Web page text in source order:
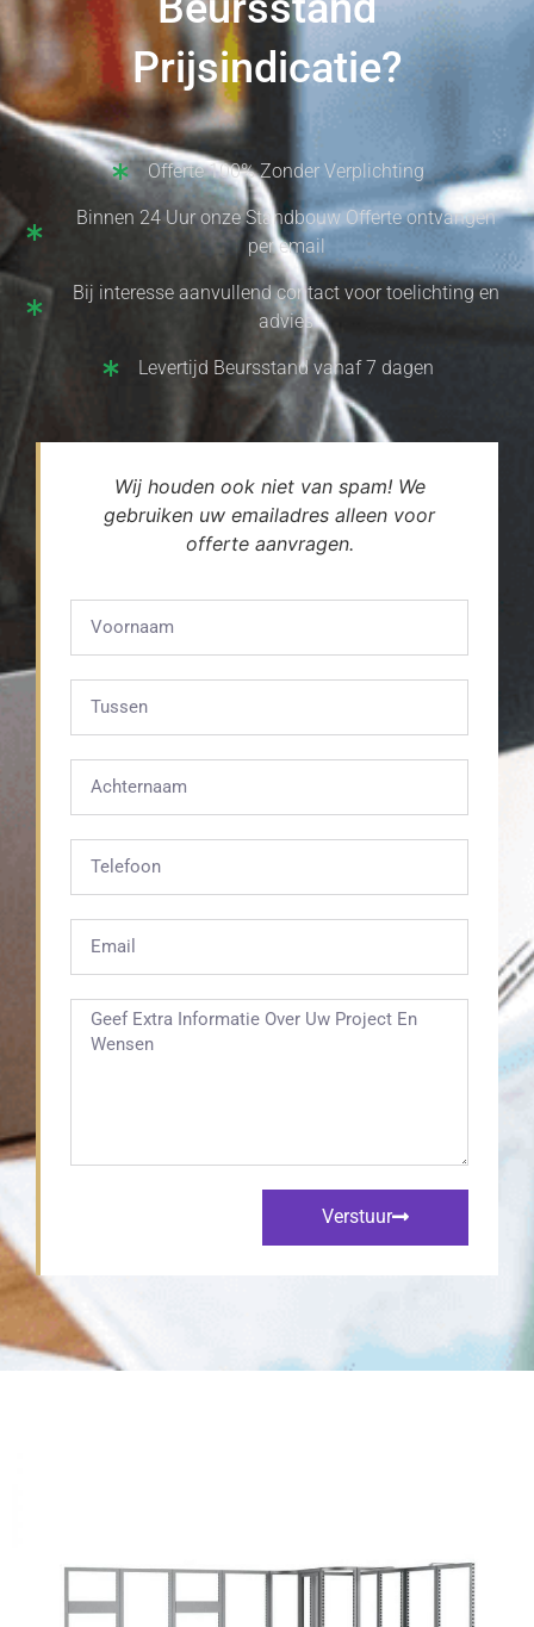
Prijsindicatie?
Offerte 100% Zonder Verplichting
Binnen 24 Uur onze Standbouw Offerte ontvangen
per email
Bij interesse aanvullend contact voor toelichting en
advies
Levertijd Beursstand vanaf 7 dagen
Wij houden ook niet van spam! We
gebruiken uw emailadres alleen voor
offerte aanvragen.
Verstuur